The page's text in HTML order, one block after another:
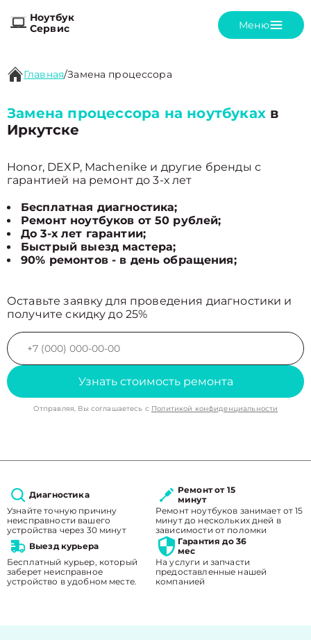
Ноутбук
Сервис
Меню
Главная/Замена процессора
Замена процессора на ноутбуках в
Иркутске
Honor, DEXP, Machenike и другие бренды с
гарантией на ремонт до 3-х лет
Бесплатная диагностика;
Ремонт ноутбуков от 50 рублей;
До 3-х лет гарантии;
Быстрый выезд мастера;
90% ремонтов - в день обращения;
Оставьте заявку для проведения диагностики и
получите скидку до 25%
Узнать стоимость ремонта
Отправляя, Вы соглашаетесь с Политикой конфиденциальности
Диагностика
Узнайте точную причину
неисправности вашего
устройства через 30 минут
Ремонт от 15
минут
Ремонт ноутбуков занимает от 15
минут до нескольких дней в
зависимости от поломки
Выезд курьера
Бесплатный курьер, который
заберет неисправное
устройство в удобном месте.
Гарантия до 36
мес
На услуги и запчасти
предоставленные нашей
компанией